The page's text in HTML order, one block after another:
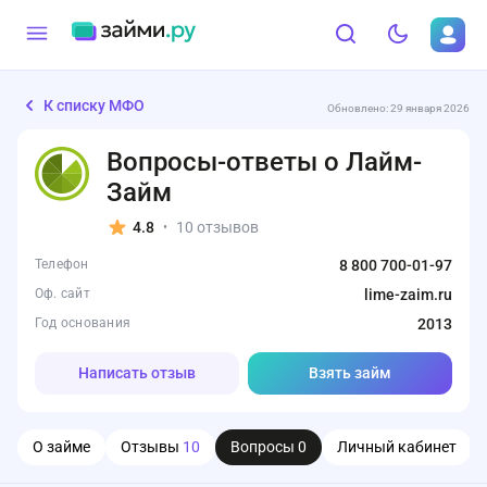
К списку МФО Обновлено: 29 января 2026
Вопросы-ответы о Лайм-
Займ
4.8 • 10 отзывов
Телефон 8 800 700-01-97
Оф. сайт lime-zaim.ru
Год основания 2013
Написать отзыв Взять займ
О займе Отзывы 10 Вопросы 0 Личный кабинет